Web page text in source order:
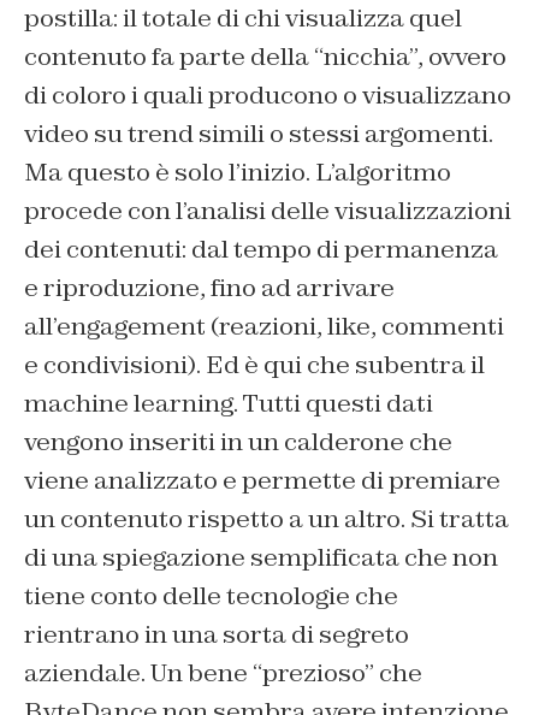
postilla: il totale di chi visualizza quel
contenuto fa parte della “nicchia”, ovvero
di coloro i quali producono o visualizzano
video su trend simili o stessi argomenti.
Ma questo è solo l’inizio. L’algoritmo
procede con l’analisi delle visualizzazioni
dei contenuti: dal tempo di permanenza
e riproduzione, fino ad arrivare
all’engagement (reazioni, like, commenti
e condivisioni). Ed è qui che subentra il
machine learning. Tutti questi dati
vengono inseriti in un calderone che
viene analizzato e permette di premiare
un contenuto rispetto a un altro. Si tratta
di una spiegazione semplificata che non
tiene conto delle tecnologie che
rientrano in una sorta di segreto
aziendale. Un bene “prezioso” che